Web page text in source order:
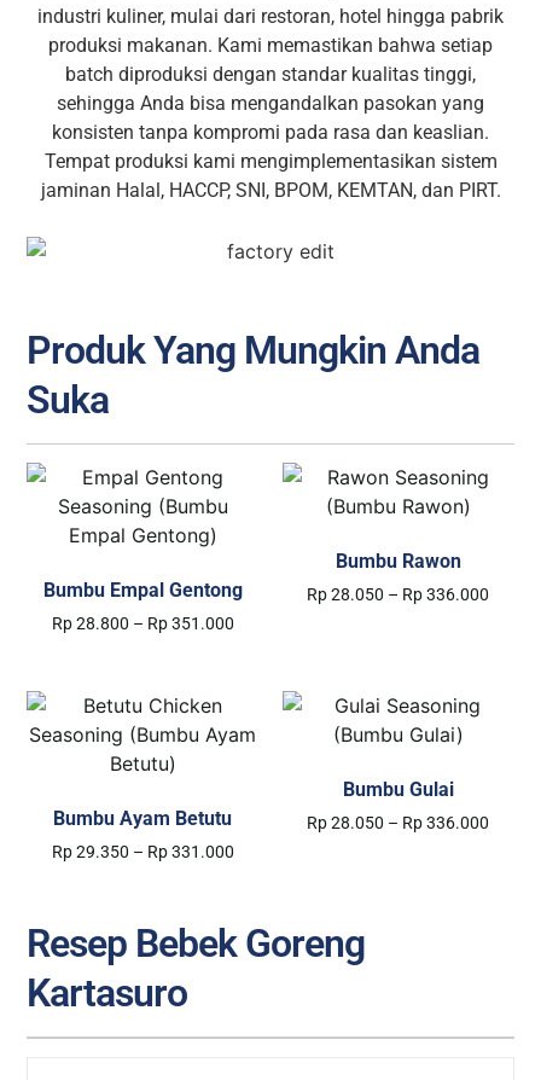
industri kuliner, mulai dari restoran, hotel hingga pabrik
produksi makanan. Kami memastikan bahwa setiap
batch diproduksi dengan standar kualitas tinggi,
sehingga Anda bisa mengandalkan pasokan yang
konsisten tanpa kompromi pada rasa dan keaslian.
Tempat produksi kami mengimplementasikan sistem
jaminan Halal, HACCP, SNI, BPOM, KEMTAN, dan PIRT.
Produk Yang Mungkin Anda
Suka
Bumbu Empal Gentong
Rp28.800 – Rp351.000
Bumbu Rawon
Rp28.050 – Rp336.000
Bumbu Ayam Betutu
Rp29.350 – Rp331.000
Bumbu Gulai
Rp28.050 – Rp336.000
Resep Bebek Goreng
Kartasuro